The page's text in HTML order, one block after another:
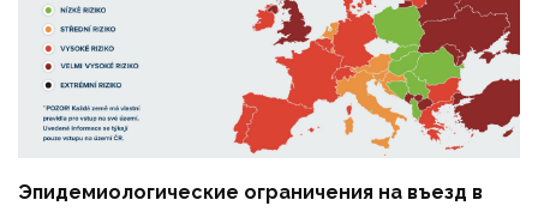
Эпидемиологические ограничения на въезд в